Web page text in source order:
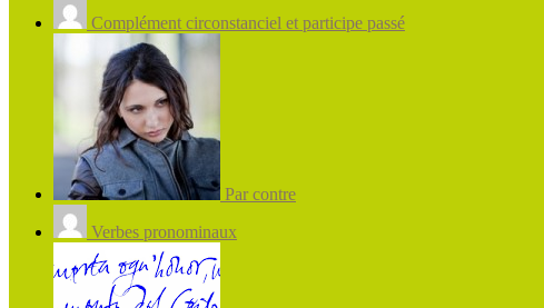
Complément circonstanciel et participe passé
Par contre
Verbes pronominaux